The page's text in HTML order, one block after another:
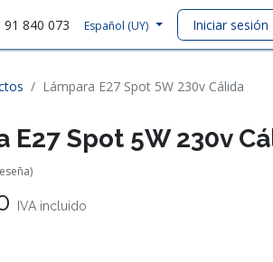
91 840 073 Español (UY) Iniciar sesión
Lámpara E27 Spot 5W 230v Cálida
E27 Spot 5W 230v
IVA incluido